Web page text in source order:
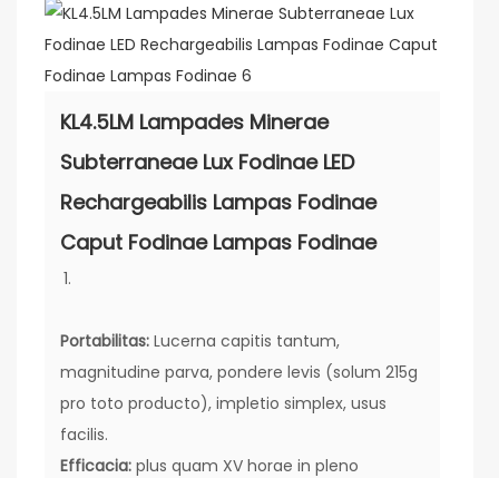
KL4.5LM Lampades Minerae
Subterraneae Lux Fodinae LED
Rechargeabilis Lampas Fodinae
Caput Fodinae Lampas Fodinae
Portabilitas: Lucerna capitis tantum,
magnitudine parva, pondere levis (solum 215g
pro toto producto), impletio simplex, usus
facilis.
Efficacia: plus quam XV horae in pleno